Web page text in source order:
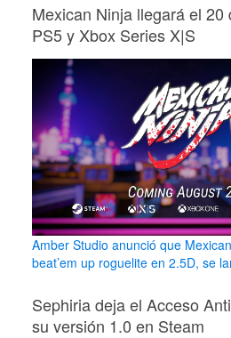
Mexican Ninja llegará el 20
PS5 y Xbox Series X|S
Amber Studio anunció que
beat’em up roguelite en 2.5D, se
Sephiria deja el Acceso
su versión 1.0 en Steam